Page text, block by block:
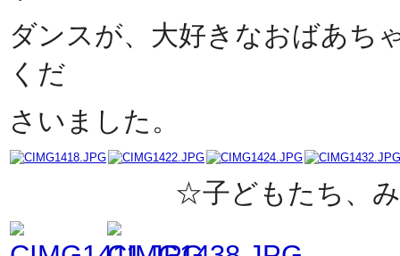
ダンスが、大好きなおばあち
くだ
さいました。
☆子どもたち、みんな